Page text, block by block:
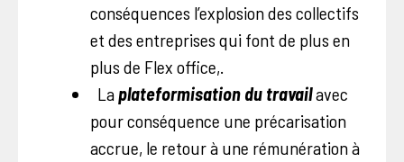
conséquences l’explosion des collectifs
et des entreprises qui font de plus en
plus de Flex office,.
Laplateformisation du travailavec
pour conséquence une précarisation
accrue, le retour à une rémunération à